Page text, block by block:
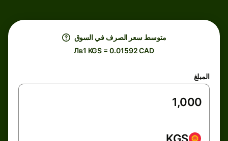
متوسط ​​سعر الصرف في السوق
Лв1 KGS = 0.01592 CAD
المبلغ
KGS